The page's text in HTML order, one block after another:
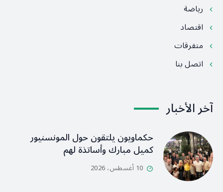
رياضة
اقتصاد
متفرقات
اتصل بنا
آخر الأخبار
حكماويون يلتقون حول المونسنيور
كميل مبارك وأساتذة لهم
10 أغسطس، 2026